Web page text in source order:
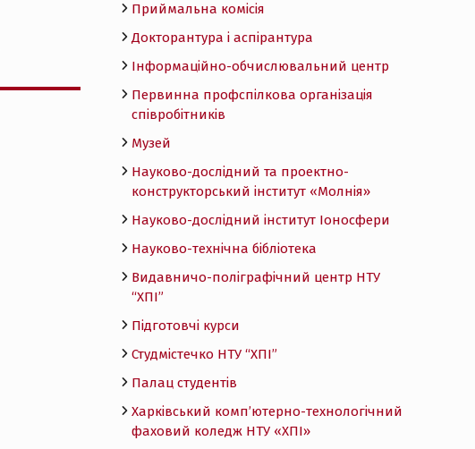
Приймальна комісія
Докторантура і аспірантура
Інформаційно-обчислювальний центр
Первинна профспілкова організація
співробітників
Музей
Науково-дослідний та проектно-
конструкторський інститут «Молнія»
Науково-дослідний інститут Іоносфери
Науково-технічна бібліотека
Видавничо-поліграфічний центр НТУ
“ХПІ”
Підготовчі курси
Студмістечко НТУ “ХПІ”
Палац студентів
Харківський комп’ютерно-технологічний
фаховий коледж НТУ «ХПI»